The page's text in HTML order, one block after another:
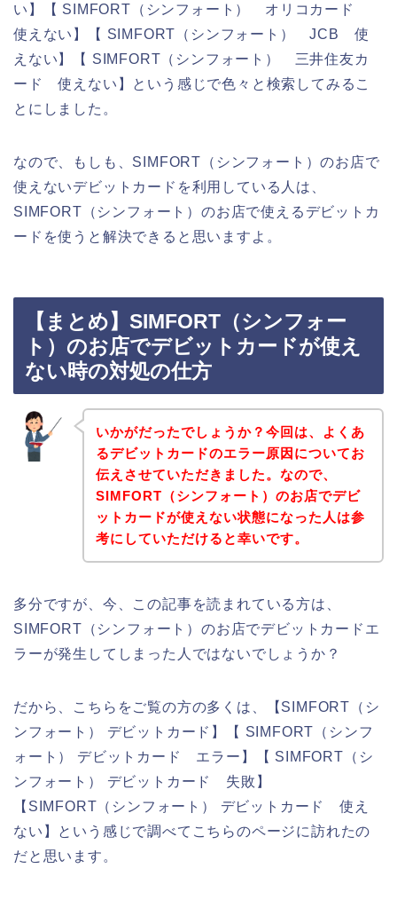
い】【 SIMFORT（シンフォート） オリコカード
使えない】【 SIMFORT（シンフォート） JCB 使
えない】【 SIMFORT（シンフォート） 三井住友カ
ード 使えない】という感じで色々と検索してみるこ
とにしました。
なので、もしも、SIMFORT（シンフォート）のお店で
使えないデビットカードを利用している人は、
SIMFORT（シンフォート）のお店で使えるデビットカ
ードを使うと解決できると思いますよ。
【まとめ】SIMFORT（シンフォー
ト）のお店でデビットカードが使え
ない時の対処の仕方
いかがだったでしょうか？今回は、よくあ
るデビットカードのエラー原因についてお
伝えさせていただきました。なので、
SIMFORT（シンフォート）のお店でデビ
ットカードが使えない状態になった人は参
考にしていただけると幸いです。
多分ですが、今、この記事を読まれている方は、
SIMFORT（シンフォート）のお店でデビットカードエ
ラーが発生してしまった人ではないでしょうか？
だから、こちらをご覧の方の多くは、【SIMFORT（シ
ンフォート） デビットカード】【 SIMFORT（シンフ
ォート） デビットカード エラー】【 SIMFORT（シ
ンフォート） デビットカード 失敗】
【SIMFORT（シンフォート） デビットカード 使え
ない】という感じで調べてこちらのページに訪れたの
だと思います。